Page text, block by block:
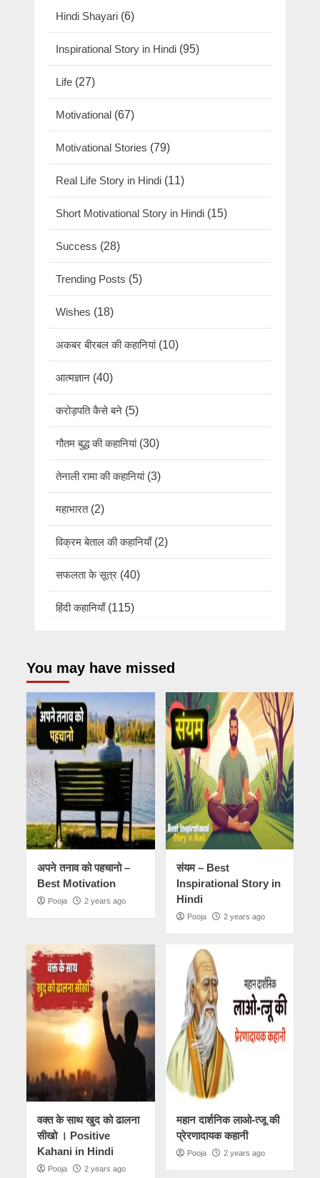
Hindi Shayari (6)
Inspirational Story in Hindi (95)
Life (27)
Motivational (67)
Motivational Stories (79)
Real Life Story in Hindi (11)
Short Motivational Story in Hindi (15)
Success (28)
Trending Posts (5)
Wishes (18)
अकबर बीरबल की कहानियां(10)
आत्मज्ञान (40)
करोड़पति कैसे बने (5)
गौतम बुद्ध की कहानियां(30)
तेनाली रामा की कहानियां(3)
महाभारत(2)
विक्रम बेताल की कहानियाँ(2)
सफलता के सूत्र (40)
हिंदी कहानियाँ(115)
You may have missed
अपने तनाव को पहचानो –
Best Motivation
Pooja 2 years ago
संयम – Best
Inspirational Story in
Hindi
Pooja 2 years ago
वक्त के साथ खुद को ढालना
सीखो । Positive
Kahani in Hindi
Pooja 2 years ago
महान दार्शनिक लाओ-त्जू की
प्रेरणादायक कहानी
Pooja 2 years ago